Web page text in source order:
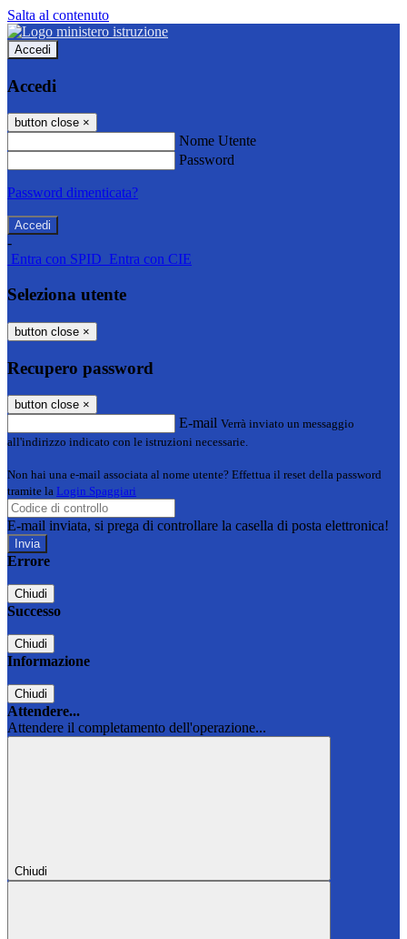
Salta al contenuto
Accedi
Accedi
button close ×
Nome Utente
Password
Password dimenticata?
-
Entra con SPID Entra con CIE
Seleziona utente
button close ×
Recupero password
button close ×
E-mail Verrà inviato un messaggio
all'indirizzo indicato con le istruzioni necessarie.
Non hai una e-mail associata al nome utente? Effettua il reset della password
tramite la Login Spaggiari
E-mail inviata, si prega di controllare la casella di posta elettronica!
Errore
Chiudi
Successo
Chiudi
Informazione
Chiudi
Attendere...
Attendere il completamento dell'operazione...
Chiudi